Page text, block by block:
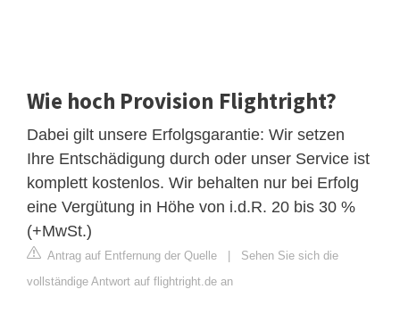
Wie hoch Provision Flightright?
Dabei gilt unsere Erfolgsgarantie: Wir setzen
Ihre Entschädigung durch oder unser Service ist
komplett kostenlos. Wir behalten nur bei Erfolg
eine Vergütung in Höhe von i.d.R. 20 bis 30 %
(+MwSt.)
Antrag auf Entfernung der Quelle | Sehen Sie sich die
vollständige Antwort auf flightright.de an